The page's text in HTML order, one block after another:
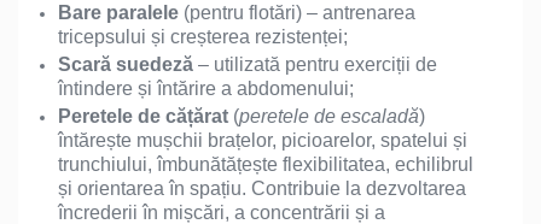
Bare paralele (pentru flotări) – antrenarea
tricepsului și creșterea rezistenței;
Scară suedeză – utilizată pentru exerciții de
întindere și întărire a abdomenului;
Peretele de cățărat (peretele de escaladă)
întărește mușchii brațelor, picioarelor, spatelui și
trunchiului, îmbunătățește flexibilitatea, echilibrul
și orientarea în spațiu. Contribuie la dezvoltarea
încrederii în mișcări, a concentrării și a